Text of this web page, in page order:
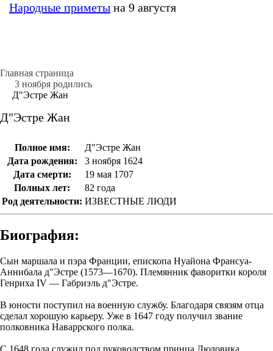
Народные приметы на 9 августя
Главная страница
3 ноября родились
Д"Эстре Жан
Д"Эстре Жан
Полное имя:
Д"Эстре Жан
Дата рождения:
3 ноября 1624
Дата смерти:
19 мая 1707
Полных лет:
82 года
Род деятельности: ИЗВЕСТНЫЕ ЛЮДИ
Биография:
Сын маршала и пэра Франции, епископа Нуайона Франсуа-
Аннибала д"Эстре (1573—1670). Племянник фаворитки короля
Генриха IV — Габриэль д"Эстре.
В юности поступил на военную службу. Благодаря связям отца
сделал хорошую карьеру. Уже в 1647 году получил звание
полковника Наваррского полка.
С 1648 года служил под руководством принца Людовика